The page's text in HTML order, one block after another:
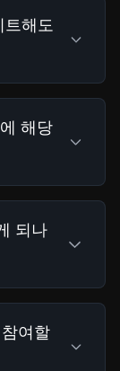
트해도
해당
되나
여할